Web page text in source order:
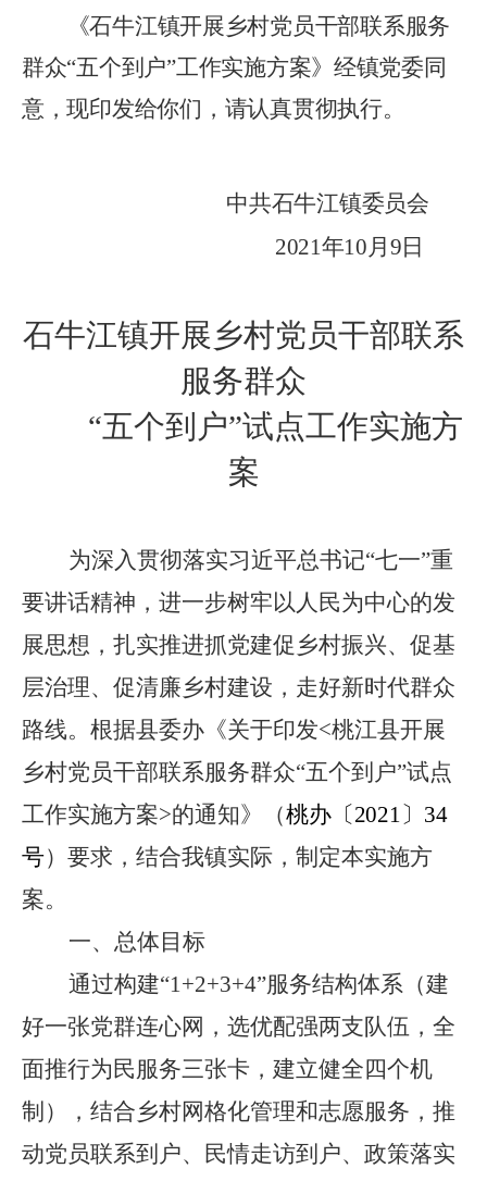
《石牛江镇开展乡村党员干部联系服务
群众“五个到户”工作实施方案》经镇党委同
意，现印发给你们，请认真贯彻执行。
中共石牛江镇委员会
2021年10 月 9日
石牛江镇开展乡村党员干部联系
服务群众
“五个到户”试点工作实施方
案
为深入贯彻落实习近平总书记“七一”重
要讲话精神，进一步树牢以人民为中心的发
展思想，扎实推进抓党建促乡村振兴、促基
层治理、促清廉乡村建设，走好新时代群众
路线。根据县委办 《关于印发<桃江县开展
乡村党员干部联系服务群众“五个到户”试点
工作实施方案>的通知》 （桃办〔2021 〕 34
号） 要求，结合我镇实际， 制定本实施方
案。
一、总体目标
通过构建“1+2+3+4”服务结构体系（建
好一张党群连心网，选优配强两支队伍，全
面推行为民服务三张卡，建立健全四个机
制），结合乡村网格化管理和志愿服务，推
动党员联系到户、民情走访到户、政策落实